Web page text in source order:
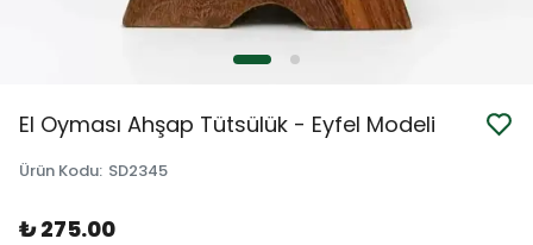
El Oyması Ahşap Tütsülük - Eyfel Modeli
Ürün Kodu: SD2345
₺ 275.00